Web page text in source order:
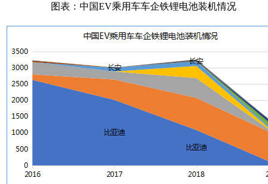
图表：中国EV乘用车车企铁锂电池装机情况